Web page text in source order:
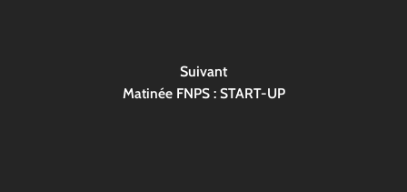
Suivant
Matinée FNPS : START-UP